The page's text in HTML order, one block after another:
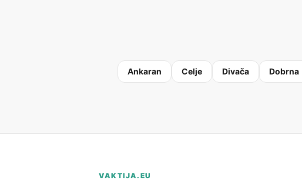
Ankaran Celje Divača Dobrna
VAKTIJA.EU